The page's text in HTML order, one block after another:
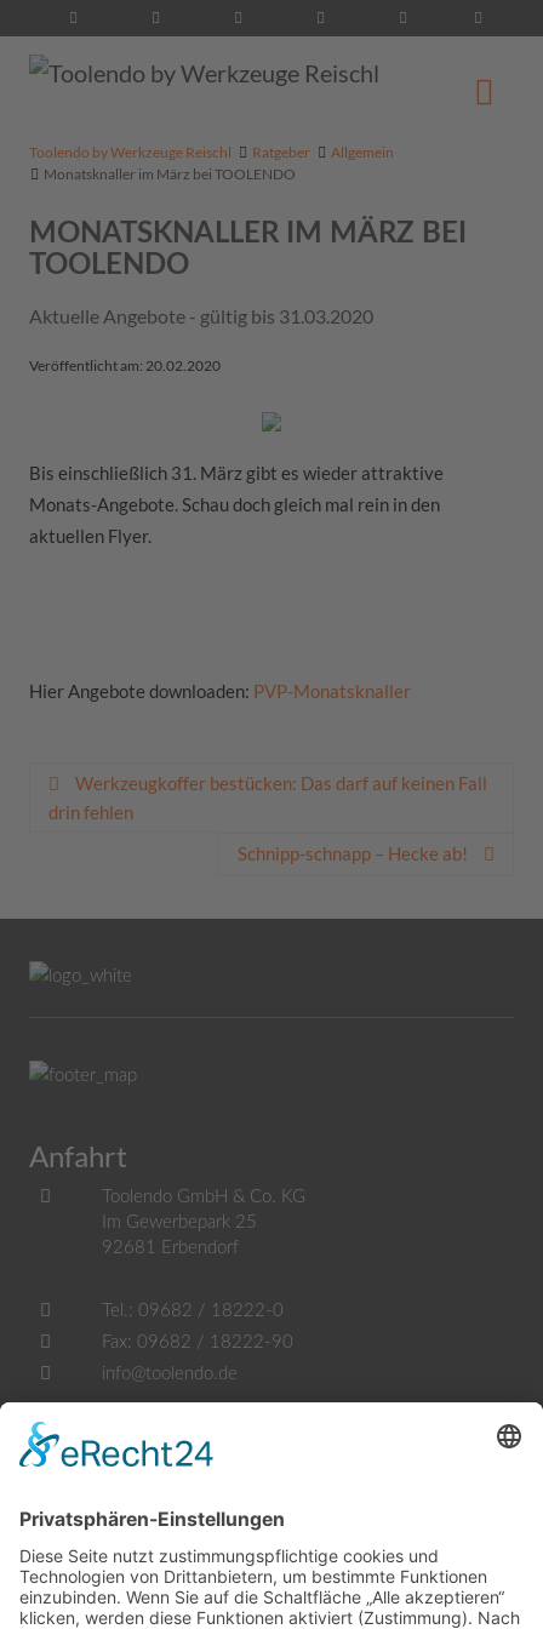
Toolendo by Werkzeuge Reischl Ratgeber
Allgemein
Monatsknaller im März bei TOOLENDO
MONATSKNALLER IM MÄRZ BEI
TOOLENDO
Aktuelle Angebote - gültig bis 31.03.2020
Veröffentlicht am: 20.02.2020
Bis einschließlich 31. März gibt es wieder attraktive
Monats-Angebote. Schau doch gleich mal rein in den
aktuellen Flyer.
Hier Angebote downloaden: PVP-Monatsknaller
Beitragsnavigation
Werkzeugkoffer bestücken: Das darf auf keinen Fall
drin fehlen
Schnipp-schnapp – Hecke ab!
Anfahrt
Toolendo GmbH & Co. KG
Im Gewerbepark 25
92681
Erbendorf
Tel.: 09682 / 18222-0
Fax: 09682 / 18222-90
info@toolendo.de
Öffnungszeiten
07.30 - 17.30 Uhr
Samstag:
geschlossen